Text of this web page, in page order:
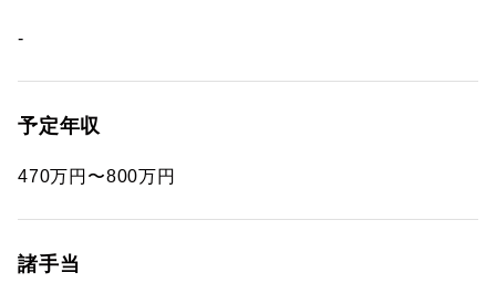
-
予定年収
470万円〜800万円
諸手当